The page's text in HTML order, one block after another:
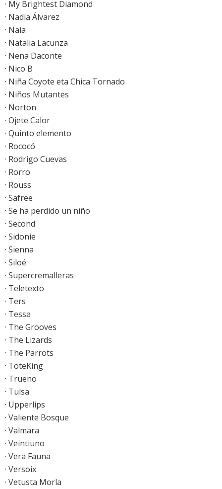
· My Brightest Diamond
· Nadia Álvarez
· Naia
· Natalia Lacunza
· Nena Daconte
· Nico B
· Niña Coyote eta Chica Tornado
· Niños Mutantes
· Norton
· Ojete Calor
· Quinto elemento
· Rococó
· Rodrigo Cuevas
· Rorro
· Rouss
· Safree
· Se ha perdido un niño
· Second
· Sidonie
· Sienna
· Siloé
· Supercremalleras
· Teletexto
· Ters
· Tessa
· The Grooves
· The Lizards
· The Parrots
· ToteKing
· Trueno
· Tulsa
· Upperlips
· Valiente Bosque
· Valmara
· Veintiuno
· Vera Fauna
· Versoix
· Vetusta Morla